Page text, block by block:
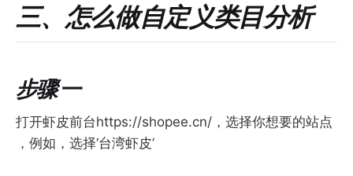
三、怎么做自定义类目分析
步骤一
打开虾皮前台https://shopee.cn/，选择你想要的站点
，例如，选择‘台湾虾皮’